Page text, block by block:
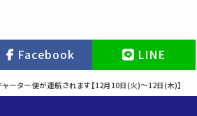
Facebook LINE
ーター便が運航されます【12月10日(火)～12日(木)】